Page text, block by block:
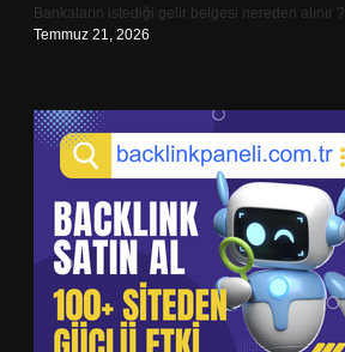
Bankaların istediği gelir belgesi nereden alınır ?
Temmuz 21, 2026